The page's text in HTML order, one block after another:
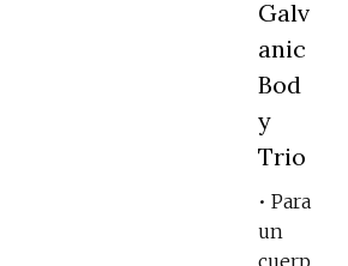
Galv
anic
Bod
y
Trio
• Para
un
cuerp